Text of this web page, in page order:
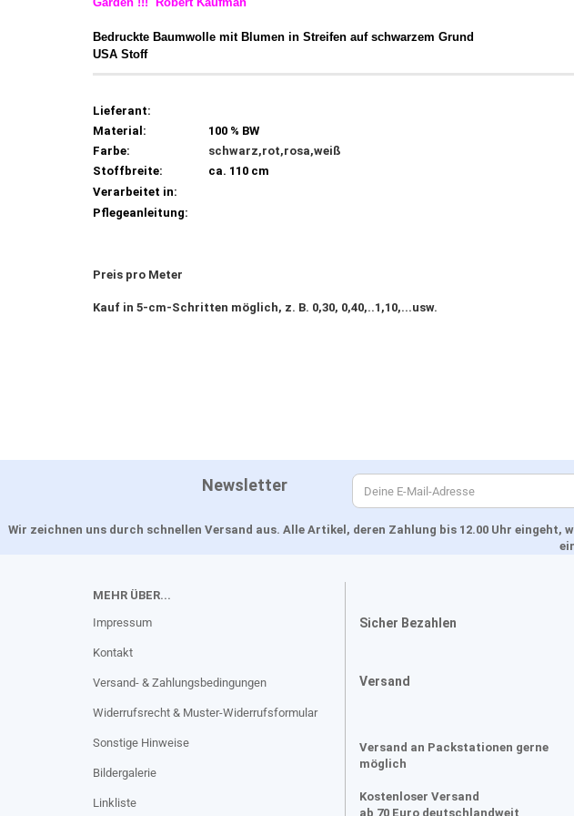
Bedruckte Baumwolle mit Blumen in Streifen auf schwarzem Grund
USA Stoff
Lieferant:
Material:
100 % BW
Farbe:
schwarz,rot,rosa,weiß
Stoffbreite:
ca. 110 cm
Verarbeitet in:
Pflegeanleitung:
Preis pro Meter
Kauf in 5-cm-Schritten möglich, z. B. 0,30, 0,40,..1,10,...usw.
Newsletter
Wir zeichnen uns durch schnellen Versand aus. Alle Artikel, deren Zahlung bis 12.00 Uhr
MEHR ÜBER...
Impressum
Kontakt
Versand- & Zahlungsbedingungen
Widerrufsrecht & Muster-Widerrufsformular
Sonstige Hinweise
Bildergalerie
Linkliste
Sicher Bezahlen
Versand
Versand an Packstationen gerne
möglich
Kostenloser Versand
ab 70 Euro deutschlandweit